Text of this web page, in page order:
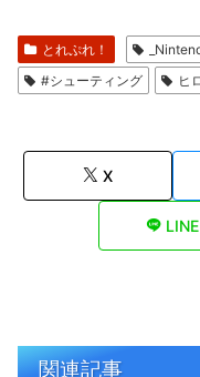
とれぷれ！
#シューティング
ヒ
X
LINE
関連記事